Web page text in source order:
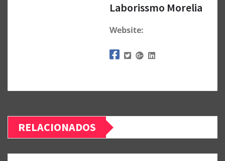
Laborissmo Morelia
Website:
RELACIONADOS